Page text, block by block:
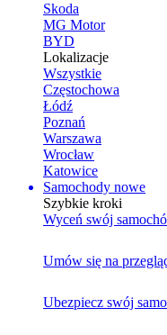
Skoda
MG Motor
BYD
Lokalizacje
Wszystkie
Częstochowa
Łódź
Poznań
Warszawa
Wrocław
Katowice
Samochody nowe
Szybkie kroki
Wyceń swój
Umów się na
Ubezpiecz swój